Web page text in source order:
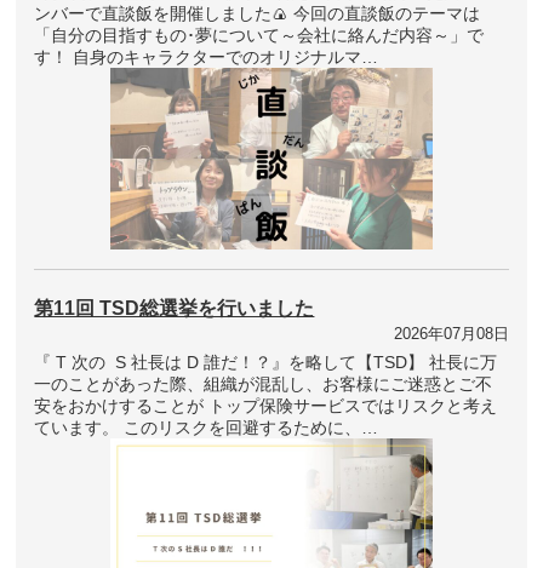
ンバーで直談飯を開催しました🍙 今回の直談飯のテーマは
「自分の目指すもの･夢について～会社に絡んだ内容～」で
す！ 自身のキャラクターでのオリジナルマ…
第11回 TSD総選挙を行いました
2026年07月08日
『 T 次の S 社長は D 誰だ！？』を略して【TSD】 社長に万
一のことがあった際、組織が混乱し、お客様にご迷惑とご不
安をおかけすることが トップ保険サービスではリスクと考え
ています。 このリスクを回避するために、…